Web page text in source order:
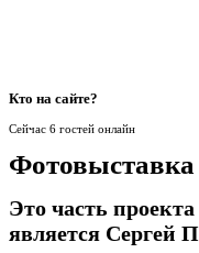
Кто на сайте?
Сейчас 6 гостей онлайн
Это часть
является Сергей